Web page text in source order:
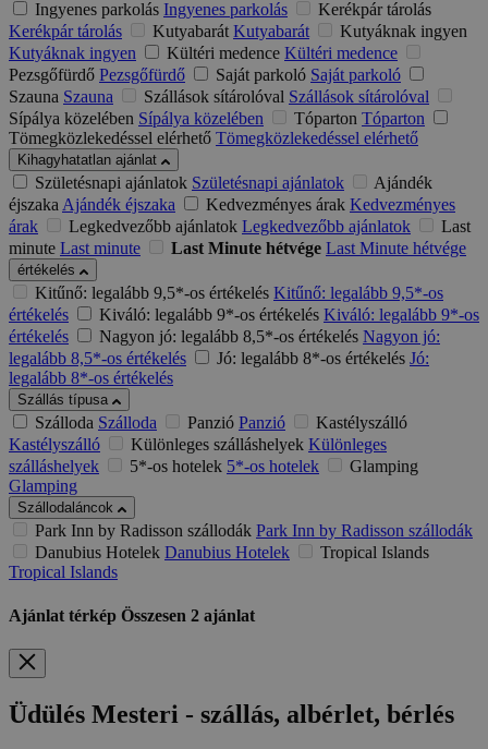
Ingyenes parkolás Ingyenes parkolás
Kerékpár tárolás
Kerékpár tárolás
Kutyabarát Kutyabarát
Kutyáknak ingyen
Kutyáknak ingyen
Kültéri medence Kültéri medence
Pezsgőfürdő Pezsgőfürdő Saját parkoló Saját parkoló
Szauna Szauna Szállások sítárolóval Szállások sítárolóval
Sípálya közelében Sípálya közelében Tóparton Tóparton
Tömegközlekedéssel elérhető Tömegközlekedéssel elérhető
Kihagyhatatlan ajánlat
Születésnapi ajánlatok Születésnapi ajánlatok
Ajándék
éjszakaAjándék éjszaka Kedvezményes árak Kedvezményes
árak
Legkedvezőbb ajánlatok Legkedvezőbb ajánlatok
Last
minute Last minute Last Minute hétvége Last Minute hétvége
értékelés
Kitűnő: legalább 9,5*-os értékelés Kitűnő: legalább 9,5*-os
értékelés
Kiváló: legalább 9*-os értékelés Kiváló: legalább 9*-os
értékelés
Nagyon jó: legalább 8,5*-os értékelés Nagyon jó:
legalább 8,5*-os értékelés
Jó: legalább 8*-os értékelés Jó:
legalább 8*-os értékelés
Szállás típusa
Szálloda Szálloda Panzió Panzió
Kastélyszálló
Kastélyszálló
Különleges szálláshelyek Különleges
szálláshelyek
5*-os hotelek 5*-os hotelek
Glamping
Glamping
Szállodaláncok
Park Inn by Radisson szállodák Park Inn by Radisson szállodák
Danubius Hotelek Danubius Hotelek
Tropical Islands
Tropical Islands
Ajánlat térkép Összesen 2 ajánlat
Üdülés Mesteri - szállás, albérlet, bérlés